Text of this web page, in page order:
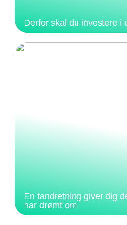
Derfor skal du investere i
En tandretning giver dig
har drømt om